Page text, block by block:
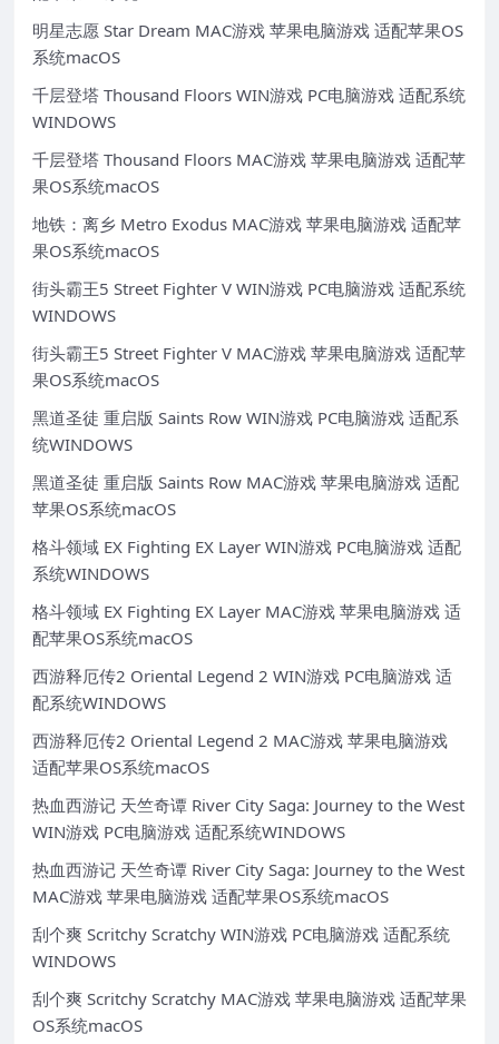
明星志愿 Star Dream MAC游戏 苹果电脑游戏 适配苹果OS
系统macOS
千层登塔 Thousand Floors WIN游戏 PC电脑游戏 适配系统
WINDOWS
千层登塔 Thousand Floors MAC游戏 苹果电脑游戏 适配苹
果OS系统macOS
地铁：离乡 Metro Exodus MAC游戏 苹果电脑游戏 适配苹
果OS系统macOS
街头霸王5 Street Fighter V WIN游戏 PC电脑游戏 适配系统
WINDOWS
街头霸王5 Street Fighter V MAC游戏 苹果电脑游戏 适配苹
果OS系统macOS
黑道圣徒 重启版 Saints Row WIN游戏 PC电脑游戏 适配系
统WINDOWS
黑道圣徒 重启版 Saints Row MAC游戏 苹果电脑游戏 适配
苹果OS系统macOS
格斗领域 EX Fighting EX Layer WIN游戏 PC电脑游戏 适配
系统WINDOWS
格斗领域 EX Fighting EX Layer MAC游戏 苹果电脑游戏 适
配苹果OS系统macOS
西游释厄传2 Oriental Legend 2 WIN游戏 PC电脑游戏 适
配系统WINDOWS
西游释厄传2 Oriental Legend 2 MAC游戏 苹果电脑游戏
适配苹果OS系统macOS
热血西游记 天竺奇谭 River City Saga: Journey to the West
WIN游戏 PC电脑游戏 适配系统WINDOWS
热血西游记 天竺奇谭 River City Saga: Journey to the West
MAC游戏 苹果电脑游戏 适配苹果OS系统macOS
刮个爽 Scritchy Scratchy WIN游戏 PC电脑游戏 适配系统
WINDOWS
刮个爽 Scritchy Scratchy MAC游戏 苹果电脑游戏 适配苹果
OS系统macOS